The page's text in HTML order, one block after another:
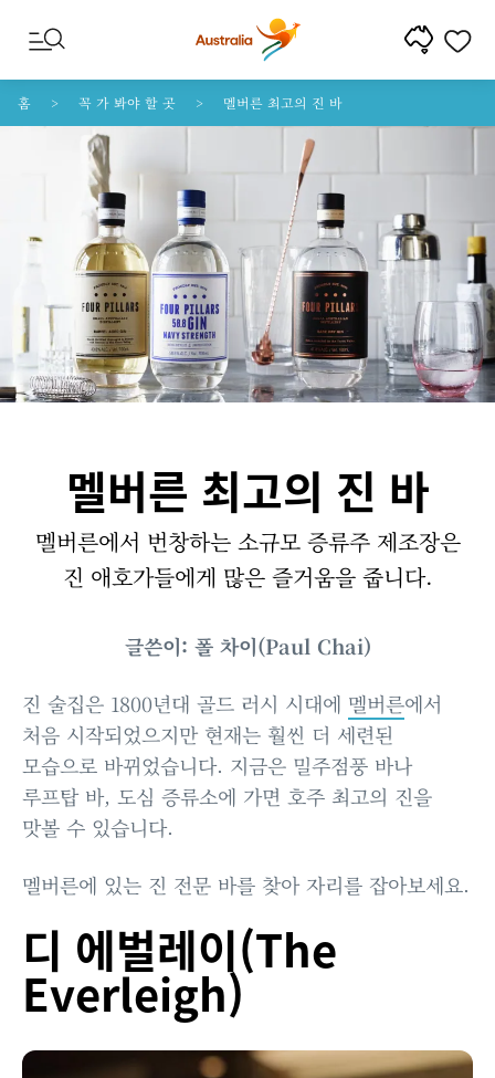
콘텐트로 건너뛰기
꼬리말 내비게이션으로 건너뛰기
홈 꼭 가 봐야 할 곳 멜버른 최고의 진 바
멜버른 최고의 진 바
멜버른에서 번창하는 소규모 증류주 제조장은
진 애호가들에게 많은 즐거움을 줍니다.
글쓴이: 폴 차이(Paul Chai)
진 술집은 1800년대 골드 러시 시대에 멜버른에서
처음 시작되었으지만 현재는 훨씬 더 세련된
모습으로 바뀌었습니다. 지금은 밀주점풍 바나
루프탑 바, 도심 증류소에 가면 호주 최고의 진을
맛볼 수 있습니다.
멜버른에 있는 진 전문 바를 찾아 자리를 잡아보세요.
디 에벌레이(The
Everleigh)